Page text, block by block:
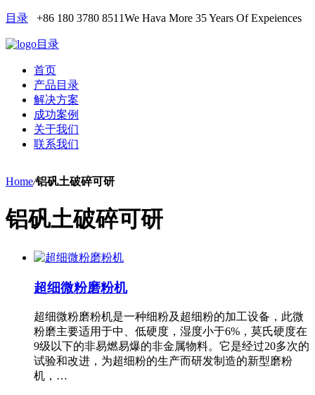
目录 +86 180 3780 8511We Hava More 35 Years Of Expeiences
目录
首页
产品目录
解决方案
成功案例
关于我们
联系我们
Home/铝矾土破碎可研
铝矾土破碎可研
超细微粉磨粉机
超细微粉磨粉机是一种细粉及超细粉的加工设备，此微
粉磨主要适用于中、低硬度，湿度小于6%，莫氏硬度在
9级以下的非易燃易爆的非金属物料。它是经过20多次的
试验和改进，为超细粉的生产而研发制造的新型磨粉
机，…